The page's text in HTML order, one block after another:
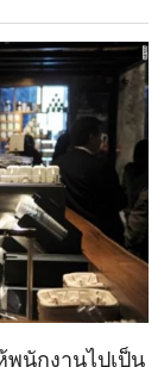
พนักงานไปเป็น